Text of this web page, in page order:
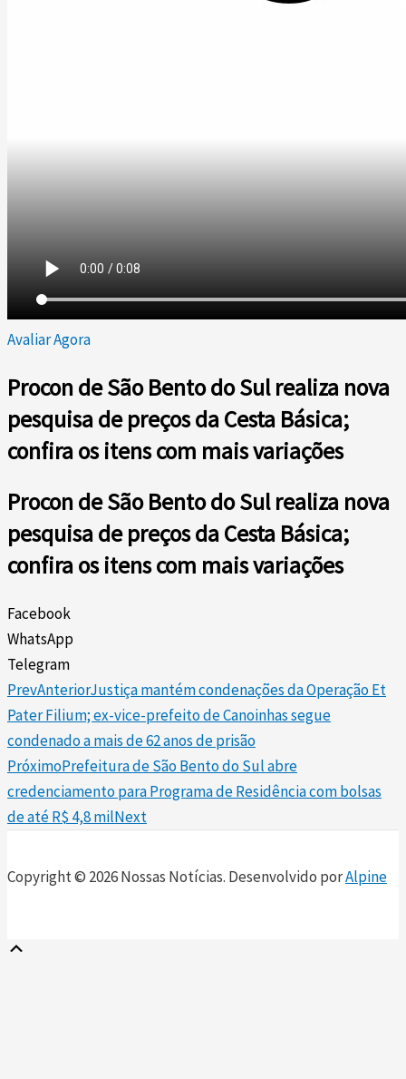
Avaliar Agora
Procon de São Bento do Sul realiza nova
pesquisa de preços da Cesta Básica;
confira os itens com mais variações
Procon de São Bento do Sul realiza nova
pesquisa de preços da Cesta Básica;
confira os itens com mais variações
Facebook
WhatsApp
Telegram
PrevAnteriorJustiça mantém condenações da Operação Et
Pater Filium; ex-vice-prefeito de Canoinhas segue
condenado a mais de 62 anos de prisão
PróximoPrefeitura de São Bento do Sul abre
credenciamento para Programa de Residência com bolsas
de até R$ 4,8 milNext
Copyright © 2026 Nossas Notícias. Desenvolvido porAlpine